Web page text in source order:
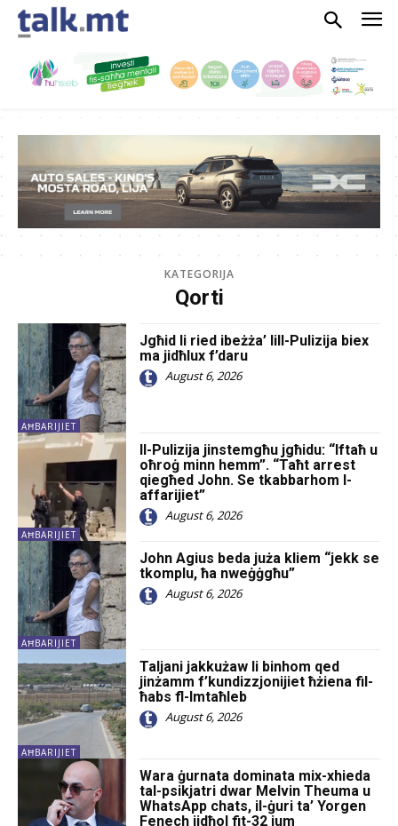
KATEGORIJA
Qorti
AĦBARIJIET
Jgħid li ried ibeżża’ lill-Pulizija biex
ma jidħlux f’daru
August 6, 2026
AĦBARIJIET
Il-Pulizija jinstemgħu jgħidu: “Iftaħ u
oħroġ minn hemm”. “Taħt arrest
qiegħed John. Se tkabbarhom l-
affarijiet”
August 6, 2026
AĦBARIJIET
John Agius beda juża kliem “jekk se
tkomplu, ħa nweġġgħu”
August 6, 2026
AĦBARIJIET
Taljani jakkużaw li binhom qed
jinżamm f’kundizzjonijiet ħżiena fil-
ħabs fl-Imtaħleb
August 6, 2026
Wara ġurnata dominata mix-xhieda
tal-psikjatri dwar Melvin Theuma u
WhatsApp chats, il-ġuri ta’ Yorgen
Fenech jidħol fit-32 jum